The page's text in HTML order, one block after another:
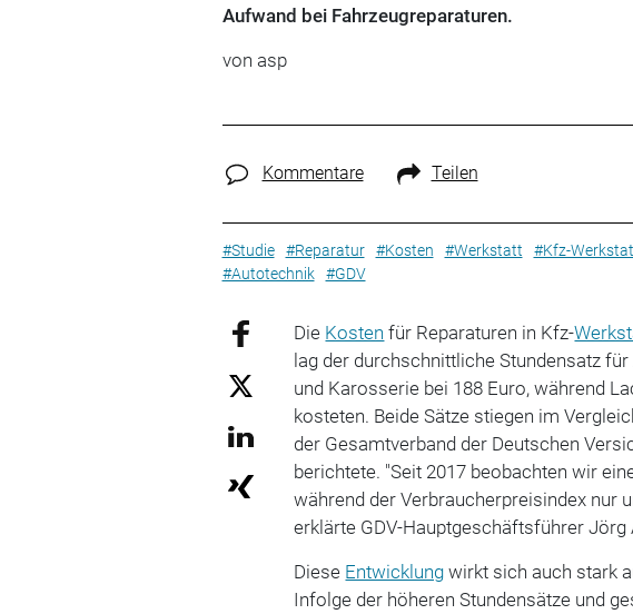
Aufwand bei Fahrzeugreparaturen.
von asp
Kommentare Teilen
#Studie #Reparatur #Kosten #Werkstatt #Kfz-
#Autotechnik
#GDV
Die Kosten für Reparaturen in Kfz-
lag der durchschnittliche Stundensatz
und Karosserie bei 188 Euro, während
kosteten. Beide Sätze stiegen im
der Gesamtverband der Deutschen
berichtete. "Seit 2017 beobachten wir
während der Verbraucherpreisindex nur
erklärte GDV-Hauptgeschäftsführer Jörg
Diese Entwicklung wirkt sich auch stark
Infolge der höheren Stundensätze und